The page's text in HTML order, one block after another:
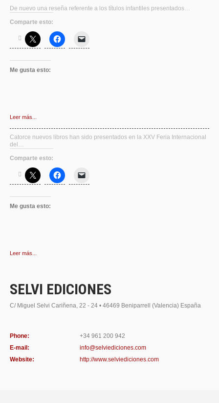
De nuevo una reseña referente a los títulos infantiles presentados…
Comparte esto:
Me gusta esto:
Leer más...
Catorce nuevos libros han sido presentados en la XXV Feria Internacional
del…
Comparte esto:
Me gusta esto:
Leer más...
SELVI EDICIONES
C/ Miguel Selvi Cariñena, 22 - 24 • 46469 Beniparrell (Valencia) España
Phone:
+34 961 200 942
E-mail:
info@selviediciones.com
Website:
http://www.selviediciones.com